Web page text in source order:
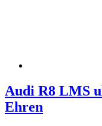
Audi R8 LMS
Ehren